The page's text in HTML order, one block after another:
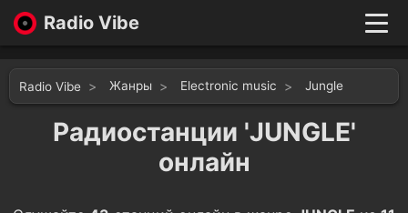
Radio Vibe
New
Genres
Likes
Top 100
Radio Vibe Жанры Electronic music Jungle
Радиостанции 'JUNGLE'
онлайн